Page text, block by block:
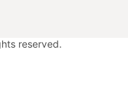
reserved.